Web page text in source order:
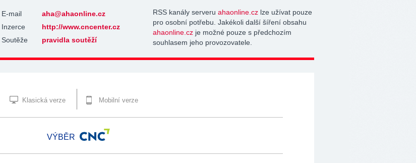
E-mail
aha@ahaonline.cz
Inzerce
http://www.cncenter.cz
Soutěže
pravidla soutěží
RSS kanály serveru ahaonline.cz lze užívat pouze
pro osobní potřebu. Jakékoli další šíření obsahu
ahaonline.cz je možné pouze s předchozím
souhlasem jeho provozovatele.
Klasická verze Mobilní verze
VÝBĚR